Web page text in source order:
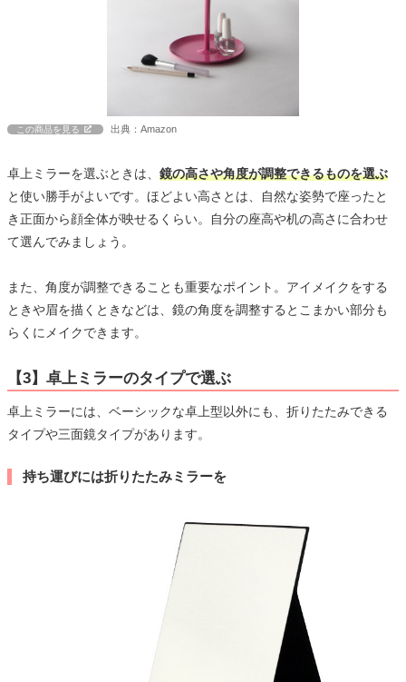
この商品を見る 出典：Amazon
卓上ミラーを選ぶときは、 鏡の高さや角度が調整できるものを選ぶ
と使い勝手がよいです。ほどよい高さとは、自然な姿勢で座ったと
き正面から顔全体が映せるくらい。自分の座高や机の高さに合わせ
て選んでみましょう。
また、角度が調整できることも重要なポイント。アイメイクをする
ときや眉を描くときなどは、鏡の角度を調整するとこまかい部分も
らくにメイクできます。
【3】卓上ミラーのタイプで選ぶ
卓上ミラーには、ベーシックな卓上型以外にも、折りたたみできる
タイプや三面鏡タイプがあります。
持ち運びには折りたたみミラーを